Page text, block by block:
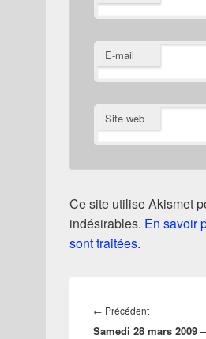
E-mail
Site web
Ce site utilise Akismet
indésirables. En savoir
sont traitées.
de
l’article
← PrécédentArticle
précédent :
Samedi 28 mars 2009